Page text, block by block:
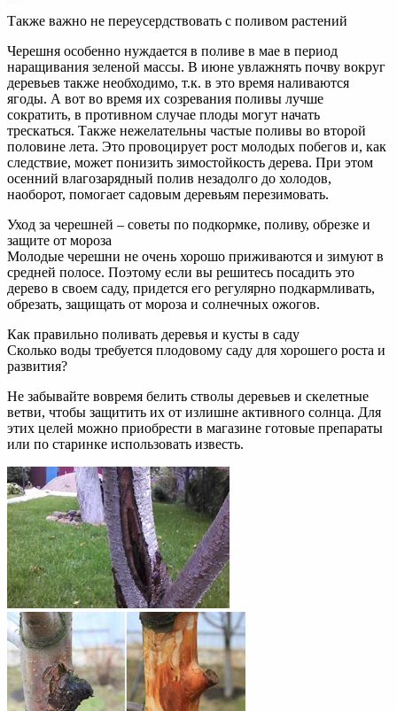
Также важно не переусердствовать с поливом растений
Черешня особенно нуждается в поливе в мае в период
наращивания зеленой массы. В июне увлажнять почву вокруг
деревьев также необходимо, т.к. в это время наливаются
ягоды. А вот во время их созревания поливы лучше
сократить, в противном случае плоды могут начать
трескаться. Также нежелательны частые поливы во второй
половине лета. Это провоцирует рост молодых побегов и, как
следствие, может понизить зимостойкость дерева. При этом
осенний влагозарядный полив незадолго до холодов,
наоборот, помогает садовым деревьям перезимовать.
Уход за черешней – советы по подкормке, поливу, обрезке и
защите от мороза
Молодые черешни не очень хорошо приживаются и зимуют в
средней полосе. Поэтому если вы решитесь посадить это
дерево в своем саду, придется его регулярно подкармливать,
обрезать, защищать от мороза и солнечных ожогов.
Как правильно поливать деревья и кусты в саду
Сколько воды требуется плодовому саду для хорошего роста и
развития?
Не забывайте вовремя белить стволы деревьев и скелетные
ветви, чтобы защитить их от излишне активного солнца. Для
этих целей можно приобрести в магазине готовые препараты
или по старинке использовать известь.